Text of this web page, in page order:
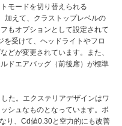
モードを切り替えられる
加えて、クラストップレベルの
もオプションとして設定されて
受けて、ヘッドライトやフロ
どが変更されています。また、
ドエアバッグ（前後席）が標準
た。エクステリアデザインはワ
シュなものとなっています。ボ
り、Cd値0.30と空力的にも改善